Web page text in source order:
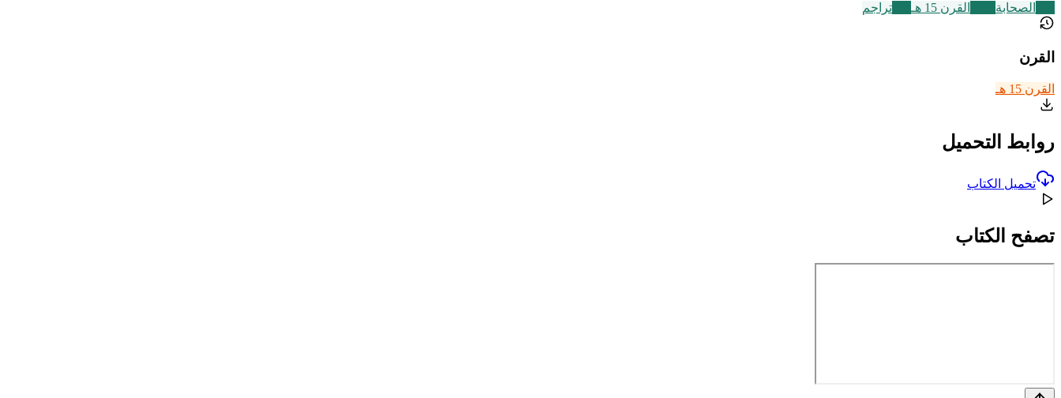
الصحابة القرن 15 هـ تراجم
القرن
القرن 15 هـ
روابط التحميل
تحميل الكتاب
تصفح الكتاب